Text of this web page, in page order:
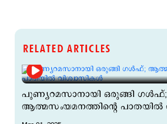
RELATED ARTICLES
പുണ്യറമസാനായി ഒരുങ്ങി ഗൾഫ്;
ആത്മസംയമനത്തിന്‍റെ പാതയില്‍